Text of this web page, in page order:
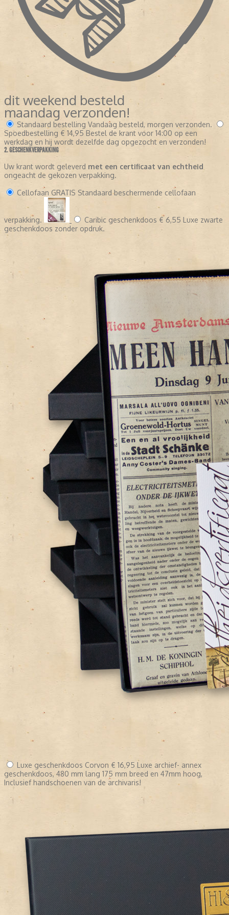
dit weekend besteld
maandag verzonden!
Standaard bestelling Vandaag besteld, morgen verzonden.
Spoedbestelling € 14,95 Bestel de krant voor 14:00 op een
werkdag en hij wordt dezelfde dag opgezocht en verzonden!
2. GESCHENKVERPAKKING
Uw krant wordt geleverd met een certificaat van echtheid
ongeacht de gekozen verpakking.
Cellofaan GRATIS Standaard beschermende cellofaan
verpakking. Caribic geschenkdoos € 6,55 Luxe zwarte
geschenkdoos zonder opdruk.
Luxe geschenkdoos Corvon € 16,95 Luxe archief- annex
geschenkdoos, 480 mm lang 175 mm breed en 47mm hoog,
Inclusief handschoenen van de archivaris!